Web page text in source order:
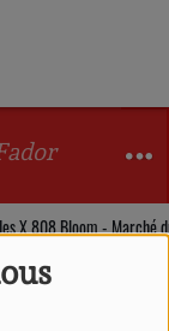
X 808 Bloom - Marché